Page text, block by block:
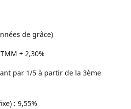
de grâce)
+ 2,30%
par 1/5 à partir de la 3ème
: 9,55%